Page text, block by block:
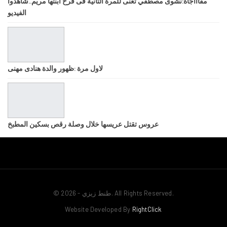
الفيديو
لاول مرة :ظهور والدة هنادى مهنى
عروس تقتل عريسها خلال وصلة رقص بسكين المطبخ
© 2026 - طنط زيزي. All Rights Reserved.
Website Developed By RightClick